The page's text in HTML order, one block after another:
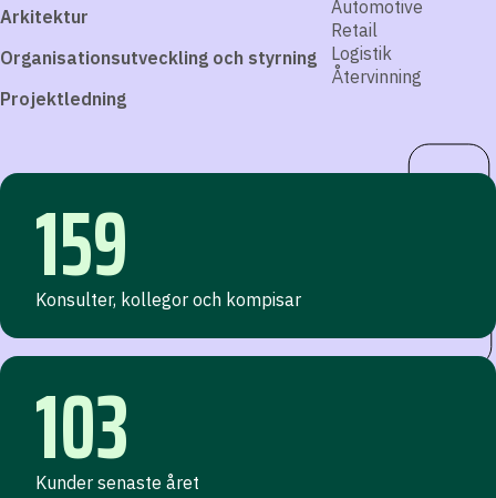
Arkitektur
Organisationsutveckling och styrning
Projektledning
Automotive
Retail
Logistik
Återvinning
159
Konsulter, kollegor och kompisar
103
Kunder senaste året